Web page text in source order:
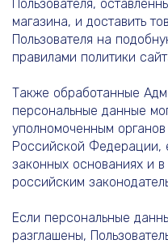
Пользователя,
магазина, и доставить
Пользователя на
правилами политики
Также обработанные
персональные данные
уполномоченным
Российской Федерации,
законных основаниях и
российским
Если персональные
разглашены,